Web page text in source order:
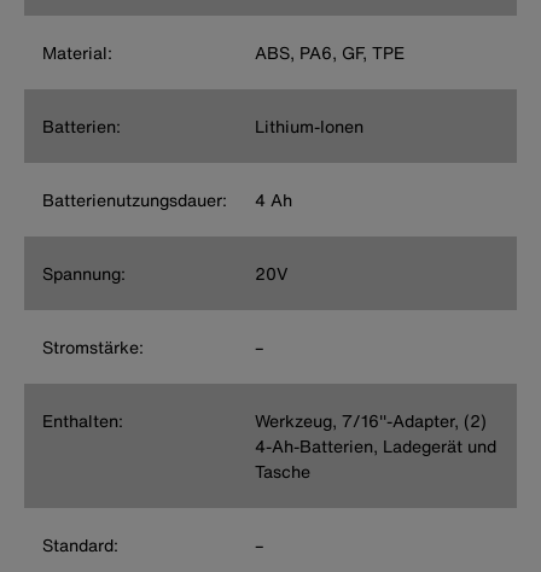
Material: ABS, PA6, GF, TPE
Batterien: Lithium-Ionen
Batterienutzungsdauer: 4 Ah
Spannung: 20V
Stromstärke: –
Enthalten:
Werkzeug, 7/16''-Adapter, (2)
4-Ah-Batterien, Ladegerät und
Tasche
Standard: –